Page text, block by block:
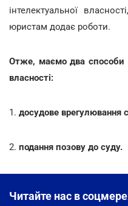
інтелектуальної
юристам додає роботи.
Отже, маємо два способи
власності:
1. досудове врегулювання
2. подання позову до суду.
Читайте нас в